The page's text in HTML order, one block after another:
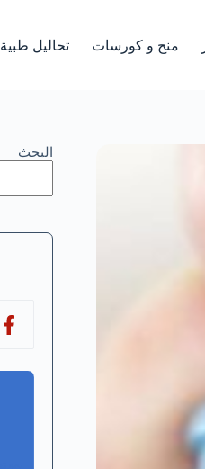
منح و كورسات تحاليل طبية
البحث